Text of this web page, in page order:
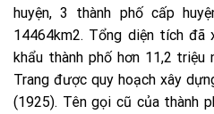
huyện, 3 thành phố cấp
14464km2. Tổng diện tích đã
khẩu thành phố hơn 11,2 triệu
Trang được quy hoạch xây
(1925). Tên gọi cũ của thành